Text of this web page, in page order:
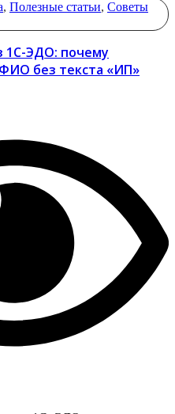
, Полезные статьи, Советы
1С-ЭДО: почему
без текста «ИП»